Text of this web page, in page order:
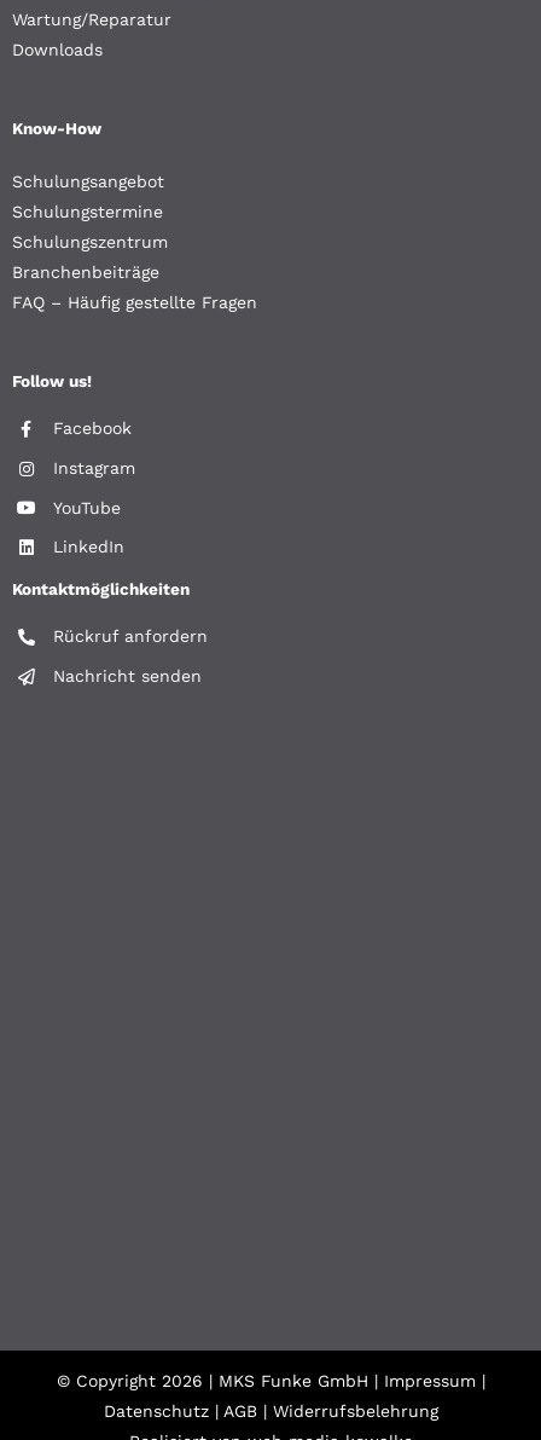
Wartung/Reparatur
Downloads
Know-How
Schulungsangebot
Schulungstermine
Schulungszentrum
Branchenbeiträge
FAQ – Häufig gestellte Fragen
Follow us!
Facebook
Instagram
YouTube
LinkedIn
Kontaktmöglichkeiten
Rückruf anfordern
Nachricht senden
© Copyright 2026 | MKS Funke GmbH | Impressum|
Datenschutz| AGB| Widerrufsbelehrung